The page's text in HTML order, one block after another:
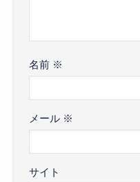
名前 ※
メール ※
サイト